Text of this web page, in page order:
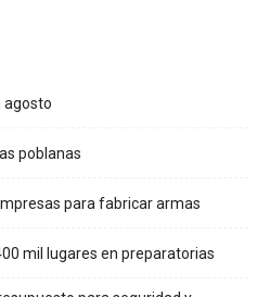
agosto
poblanas
para fabricar armas
mil lugares en preparatorias